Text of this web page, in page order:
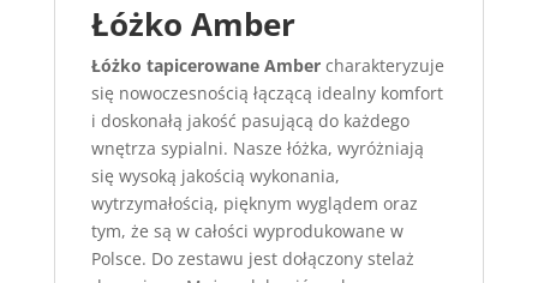
Łóżko Amber
Łóżko tapicerowane Amber charakteryzuje
się nowoczesnością łączącą idealny komfort
i doskonałą jakość pasującą do każdego
wnętrza sypialni. Nasze łóżka, wyróżniają
się wysoką jakością wykonania,
wytrzymałością, pięknym wyglądem oraz
tym, że są w całości wyprodukowane w
Polsce. Do zestawu jest dołączony stelaż